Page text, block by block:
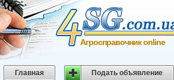
Агросправочник online
Главная Подать объявление